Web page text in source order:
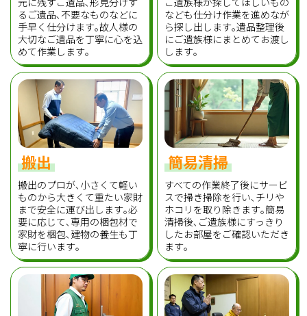
るご遺品､不要なものなどに
手早く仕分けます｡故人様の
大切なご遺品を丁寧に心を込
めて作業します｡
なども仕分け作業を進めなが
ら探し出します｡遺品整理後
にご遺族様にまとめてお渡し
します｡
搬出
搬出のプロが､小さくて軽い
ものから大きくて重たい家財
まで安全に運び出します｡必
要に応じて､専用の梱包材で
家財を梱包､建物の養生も丁
寧に行います｡
簡易清掃
すべての作業終了後にサービ
スで掃き掃除を行い､チリや
ホコリを取り除きます｡簡易
清掃後､ご遺族様にすっきり
したお部屋をご確認いただき
ます｡